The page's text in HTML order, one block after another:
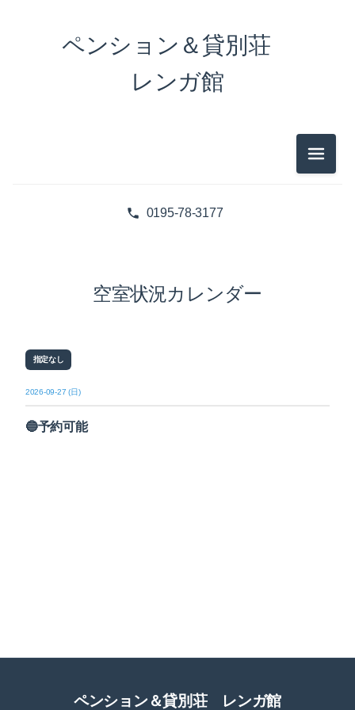
0195-78-3177
ペンション＆貸別荘
レンガ館
メニュ
空室状況カレンダー
指定なし
2026-09-27 (日)
🔵予約可能
ペンション＆貸別荘 レンガ館